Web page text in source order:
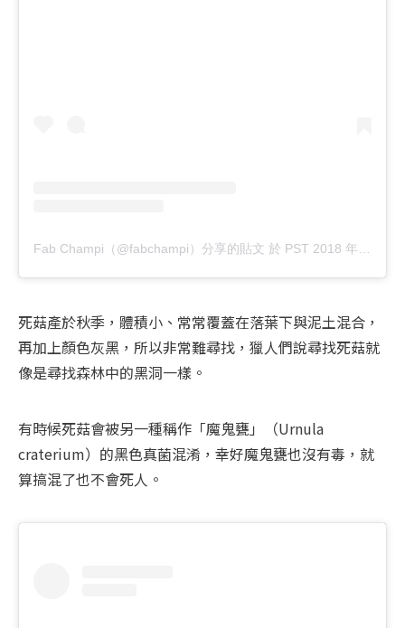
Fab Champi（@fabchampi）分享的貼文 於 PST 2018 年 12月 月 15 日 上午 6:20
死菇產於秋季，體積小、常常覆蓋在落葉下與泥土混合，
再加上顏色灰黑，所以非常難尋找，獵人們說尋找死菇就
像是尋找森林中的黑洞一樣。
有時候死菇會被另一種稱作「魔鬼甕」（Urnula
craterium）的黑色真菌混淆，幸好魔鬼甕也沒有毒，就
算搞混了也不會死人。